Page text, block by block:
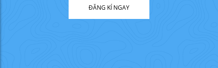
ĐĂNG KÍ NGAY